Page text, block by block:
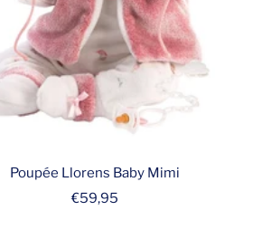
Poupée Llorens Baby Mimi
Prix
€59,95